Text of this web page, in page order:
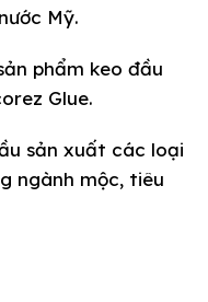
Mỹ.
phẩm keo đầu
Glue.
sản xuất các loại
ngành mộc, tiêu